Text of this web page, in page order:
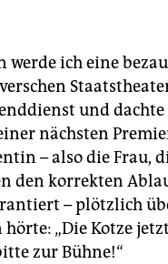
werde ich eine
und dachte
nächsten
– also die Frau,
den korrekten
– plötzlich
hörte: „Die Kotze
zur Bühne!“